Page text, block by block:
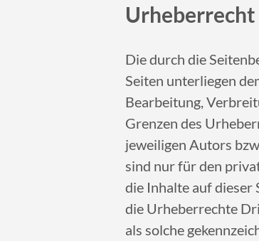
Urheberrecht
Die durch die
Seiten unterliegen
Bearbeitung,
Grenzen des
jeweiligen Autors
sind nur für den
die Inhalte auf
die Urheberrechte
als solche